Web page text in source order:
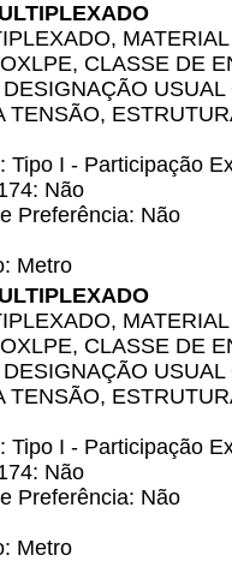
CLASSE DE
TENSÃO,
Tipo I - Participação
Não
Preferência: Não
Metro
CLASSE DE
TENSÃO,
Tipo I - Participação
Não
Preferência: Não
Metro